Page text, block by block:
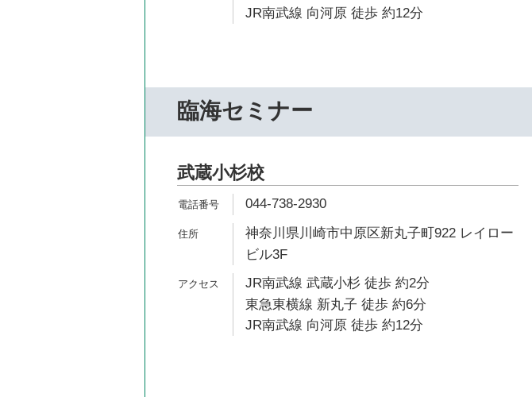
JR南武線 向河原 徒歩 約12分
臨海セミナー
武蔵小杉校
044-738-2930
神奈川県川崎市中原区新丸子町922 レイロー
ビル3F
JR南武線 武蔵小杉 徒歩 約2分
東急東横線 新丸子 徒歩 約6分
JR南武線 向河原 徒歩 約12分